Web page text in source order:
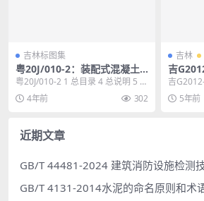
吉林标图集
粤20J/010-2：装配式混凝土
结构保障性住房、人才房装修
施工图案例
粤20J/010-2 1 总目录 4 总说明 5 保
障房案例套型装修施工图案例 ...
4年前 302
吉林
吉
建筑抗
吉
基础详图
5年前
近期文章
GB/T 44481-2024 建筑消防设施检测
GB/T 4131-2014水泥的命名原则和术